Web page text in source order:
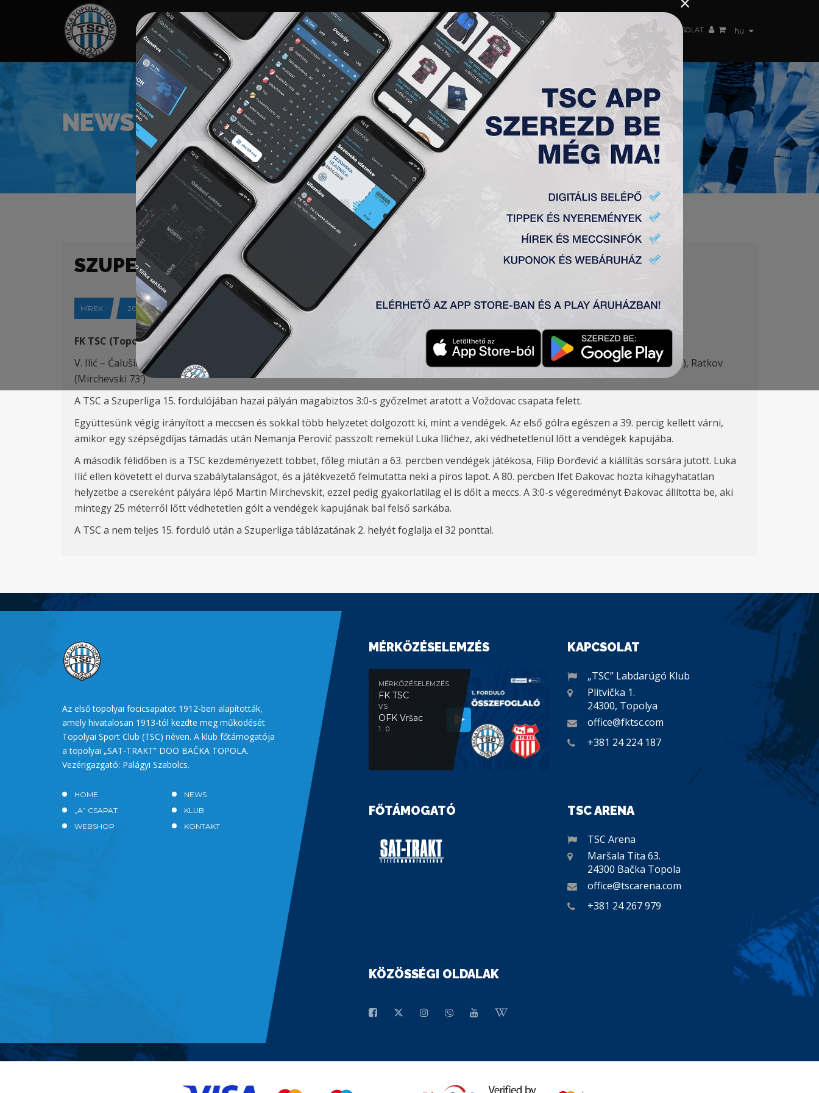
hu
HOME TÁMOGATÓK NEWS GALÉRIA „A” CSAPAT TAGSÁG JEGYEK AKKREDITÁCIÓ KLUB AKADÉMIA NŐI CSAPAT KAPCSOLAT
NEWS
SZUPER LIGA (22/23) 15. FORDULÓ, TSC – VOŽDOVAC 3:0
HÍREK 2022-10-15
FK TSC (Topolya) – FK Voždovac (Belgrád) 3:0
V. Ilić – Ćalušić, Antonić (K),Stojić – Petrović, Đakovac , Milosavljević (Stanojev 73′) , Cvetković – L. Ilić (Vukić 82′) – Jovanović (Špalek 87′), Ratkov
(Mirchevski 73′)
A TSC a Szuperliga 15. fordulójában hazai pályán magabiztos 3:0-s győzelmet aratott a Voždovac csapata felett.
Együttesünk végig irányított a meccsen és sokkal több helyzetet dolgozott ki, mint a vendégek. Az első gólra egészen a 39. percig kellett várni,
amikor egy szépségdíjas támadás után Nemanja Perović passzolt remekül Luka Ilićhez, aki védhetetlenül lőtt a vendégek kapujába.
A második félidőben is a TSC kezdeményezett többet, főleg miután a 63. percben vendégek játékosa, Filip Đorđević a kiállítás sorsára jutott. Luka
Ilić ellen követett el durva szabálytalanságot, és a játékvezető felmutatta neki a piros lapot. A 80. percben Ifet Đakovac hozta kihagyhatatlan
helyzetbe a csereként pályára lépő Martin Mirchevskit, ezzel pedig gyakorlatilag el is dőlt a meccs. A 3:0-s végeredményt Đakovac állította be, aki
mintegy 25 méterről lőtt védhetetlen gólt a vendégek kapujának bal felső sarkába.
A TSC a nem teljes 15. forduló után a Szuperliga táblázatának 2. helyét foglalja el 32 ponttal.
Az első topolyai focicsapatot 1912-ben alapították,
amely hivatalosan 1913-tól kezdte meg működését
Topolyai Sport Club (TSC) néven. A klub főtámogatója
a topolyai „SAT-TRAKT” DOO BAČKA TOPOLA.
Vezérigazgató: Palágyi Szabolcs.
HOME
NEWS
„A” CSAPAT
KLUB
WEBSHOP
KONTAKT
MÉRKŐZÉSELEMZÉS
MÉRKŐZÉSELEMZÉS
FK TSC
VS
OFK Vršac
1 : 0
KAPCSOLAT
„TSC” Labdarúgó Klub
Plitvička 1.
24300, Topolya
office@fktsc.com
+381 24 224 187
FŐTÁMOGATÓ TSC ARENA
TSC Arena
Maršala Tita 63.
24300 Bačka Topola
office@tscarena.com
+381 24 267 979
KÖZÖSSÉGI OLDALAK